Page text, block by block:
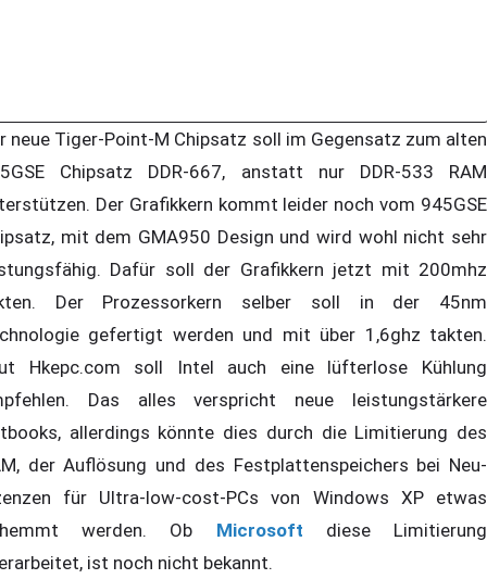
neue Tiger-Point-M Chipsatz soll im Gegensatz zum alten
Chipsatz DDR-667, anstatt nur DDR-533 RAM
Der Grafikkern kommt leider noch vom 945GSE
mit dem GMA950 Design und wird wohl nicht sehr
Dafür soll der Grafikkern jetzt mit 200mhz
Der Prozessorkern selber soll in der 45nm
gefertigt werden und mit über 1,6ghz takten.
Hkepc.com soll Intel auch eine lüfterlose Kühlung
Das alles verspricht neue leistungstärkere
allerdings könnte dies durch die Limitierung des
der Auflösung und des Festplattenspeichers bei Neu-
für Ultra-low-cost-PCs von Windows XP etwas
werden. Ob Microsoft diese Limitierung
ist noch nicht bekannt.